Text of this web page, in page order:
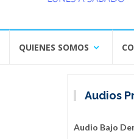
QUIENES SOMOS
Audios
Audio Bajo